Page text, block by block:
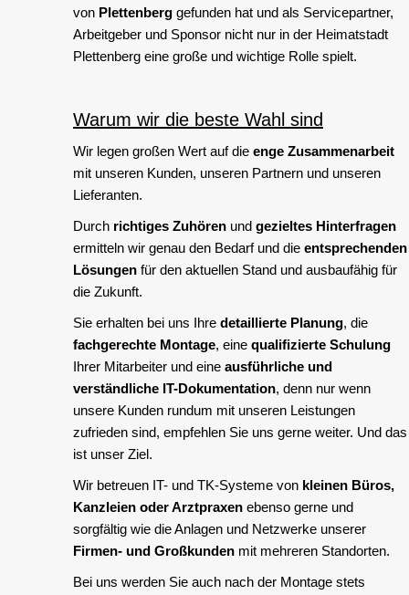
von Plettenberg gefunden hat und als Servicepartner,
Arbeitgeber und Sponsor nicht nur in der Heimatstadt
Plettenberg eine große und wichtige Rolle spielt.
Warum wir die beste Wahl sind
Wir legen großen Wert auf die enge Zusammenarbeit
mit unseren Kunden, unseren Partnern und unseren
Lieferanten.
Durch richtiges Zuhören und gezieltes Hinterfragen
ermitteln wir genau den Bedarf und die entsprechenden
Lösungen für den aktuellen Stand und ausbaufähig für
die Zukunft.
Sie erhalten bei uns Ihre detaillierte Planung, die
fachgerechte Montage, eine qualifizierte Schulung
Ihrer Mitarbeiter und eine ausführliche und
verständliche IT-Dokumentation, denn nur wenn
unsere Kunden rundum mit unseren Leistungen
zufrieden sind, empfehlen Sie uns gerne weiter. Und das
ist unser Ziel.
Wir betreuen IT- und TK-Systeme von kleinen Büros,
Kanzleien oder Arztpraxen ebenso gerne und
sorgfältig wie die Anlagen und Netzwerke unserer
Firmen- und Großkunden mit mehreren Standorten.
Bei uns werden Sie auch nach der Montage stets